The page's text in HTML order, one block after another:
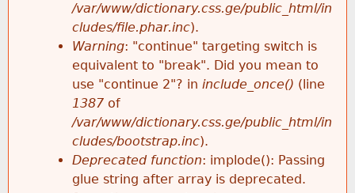
/var/www/dictionary.css.ge/public_html/in
cludes/file.phar.inc).
Warning: "continue" targeting switch is
equivalent to "break". Did you mean to
use "continue 2"? in include_once() (line
1387 of
/var/www/dictionary.css.ge/public_html/in
cludes/bootstrap.inc).
Deprecated function: implode(): Passing
glue string after array is deprecated.